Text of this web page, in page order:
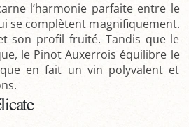
l’harmonie parfaite entre le
se complètent magnifiquement.
son profil fruité. Tandis que le
le Pinot Auxerrois équilibre le
en fait un vin polyvalent et